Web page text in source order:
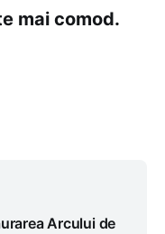
mai comod.
Arcului de